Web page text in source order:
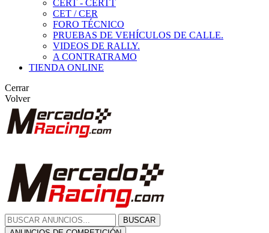
CERT - CERTT
CET / CER
FORO TÉCNICO
PRUEBAS DE VEHÍCULOS DE CALLE.
VIDEOS DE RALLY.
A CONTRATRAMO
TIENDA ONLINE
Cerrar
Volver
BUSCAR
ANUNCIOS DE COMPETICIÓN